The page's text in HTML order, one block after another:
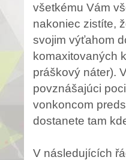
všetkému Vám
nakoniec zistíte,
svojim výťahom
komaxitovaných
práškový náter).
povznášajúci
vonkoncom
dostanete tam
V následujících